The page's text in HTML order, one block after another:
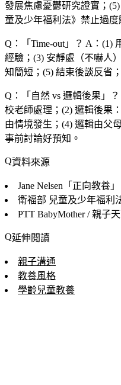
發展焦慮憂鬱研究證實；
童及少年福利法》禁止過度
Q：「 Time-out 」？ A：(1)
經驗；(3) 安靜處（不嚇人
知簡短；(5) 結束後談反省
Q：「 自然 vs 邏輯後果 」？
校老師處理；(2) 邏輯後果
由情境發生；(4) 邏輯由父
事前討論好預知。
資料來源
Jane Nelsen「正向教養」
衛福部 兒童及少年福利
PTT BabyMother / 親子
延伸閱讀
親子溝通
教養風格
學齡兒童教養